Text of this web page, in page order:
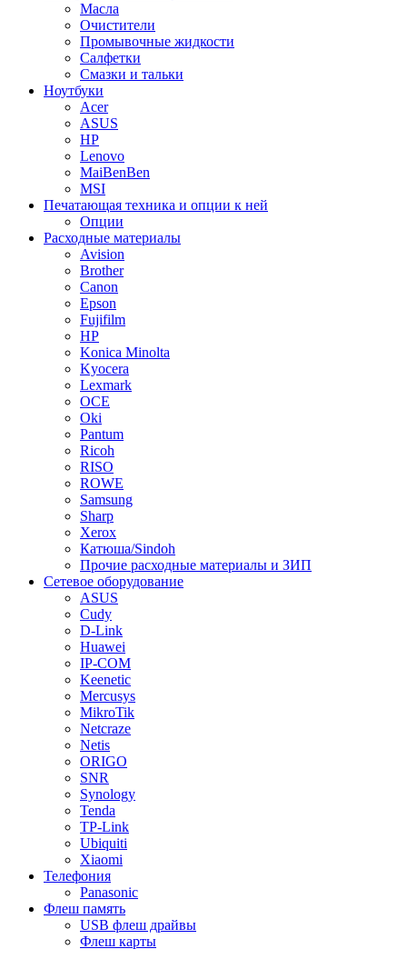
Масла
Очистители
Промывочные жидкости
Салфетки
Смазки и тальки
Ноутбуки
Acer
ASUS
HP
Lenovo
MaiBenBen
MSI
Печатающая техника и опции к ней
Опции
Расходные материалы
Avision
Brother
Canon
Epson
Fujifilm
HP
Konica Minolta
Kyocera
Lexmark
OCE
Oki
Pantum
Ricoh
RISO
ROWE
Samsung
Sharp
Xerox
Катюша/Sindoh
Прочие расходные материалы и ЗИП
Сетевое оборудование
ASUS
Cudy
D-Link
Huawei
IP-COM
Keenetic
Mercusys
MikroTik
Netcraze
Netis
ORIGO
SNR
Synology
Tenda
TP-Link
Ubiquiti
Xiaomi
Телефония
Panasonic
Флеш память
USB флеш драйвы
Флеш карты